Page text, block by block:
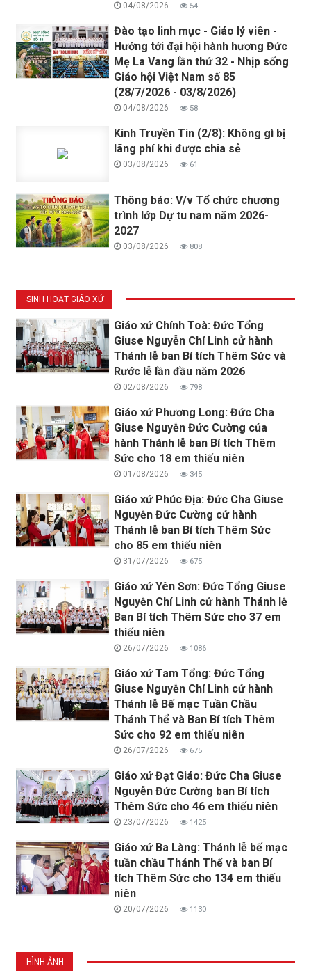
04/08/2026 54
Đào tạo linh mục - Giáo lý viên -
Hướng tới đại hội hành hương Đức
Mẹ La Vang lần thứ 32 - Nhịp sống
Giáo hội Việt Nam số 85
(28/7/2026 - 03/8/2026)
04/08/2026 58
Kinh Truyền Tin (2/8): Không gì bị
lãng phí khi được chia sẻ
03/08/2026 61
Thông báo: V/v Tổ chức chương
trình lớp Dự tu nam năm 2026-
2027
03/08/2026 808
SINH HOẠT GIÁO XỨ
Giáo xứ Chính Toà: Đức Tổng
Giuse Nguyễn Chí Linh cử hành
Thánh lễ ban Bí tích Thêm Sức và
Rước lễ lần đầu năm 2026
02/08/2026 798
Giáo xứ Phương Long: Đức Cha
Giuse Nguyễn Đức Cường của
hành Thánh lễ ban Bí tích Thêm
Sức cho 18 em thiếu niên
01/08/2026 345
Giáo xứ Phúc Địa: Đức Cha Giuse
Nguyễn Đức Cường cử hành
Thánh lễ ban Bí tích Thêm Sức
cho 85 em thiếu niên
31/07/2026 675
Giáo xứ Yên Sơn: Đức Tổng Giuse
Nguyễn Chí Linh cử hành Thánh lễ
Ban Bí tích Thêm Sức cho 37 em
thiếu niên
26/07/2026 1086
Giáo xứ Tam Tổng: Đức Tổng
Giuse Nguyễn Chí Linh cử hành
Thánh lễ Bế mạc Tuần Chầu
Thánh Thể và Ban Bí tích Thêm
Sức cho 92 em thiếu niên
26/07/2026 675
Giáo xứ Đạt Giáo: Đức Cha Giuse
Nguyễn Đức Cường ban Bí tích
Thêm Sức cho 46 em thiếu niên
23/07/2026 1425
Giáo xứ Ba Làng: Thánh lễ bế mạc
tuần chầu Thánh Thể và ban Bí
tích Thêm Sức cho 134 em thiếu
niên
20/07/2026 1130
HÌNH ẢNH